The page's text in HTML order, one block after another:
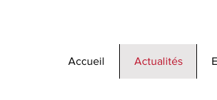
Accueil Actualités